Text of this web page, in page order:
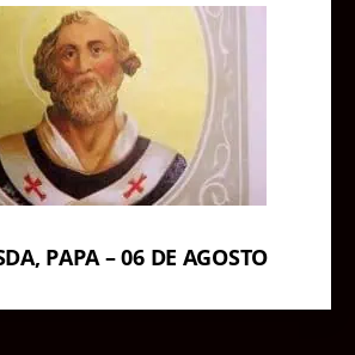
PAPA – 06 DE AGOSTO